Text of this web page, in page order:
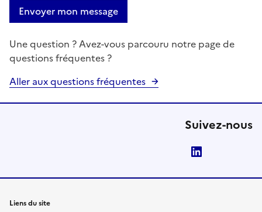
Envoyer mon message
Une question ? Avez-vous parcouru notre page de
questions fréquentes ?
Aller aux questions fréquentes
Suivez-nous
Liens du site